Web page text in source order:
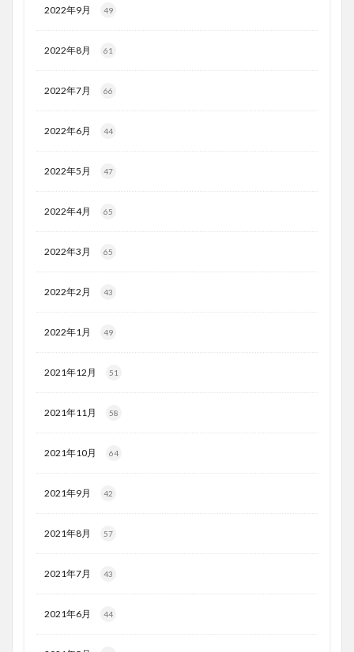
2022年9月 49
2022年8月 61
2022年7月 66
2022年6月 44
2022年5月 47
2022年4月 65
2022年3月 65
2022年2月 43
2022年1月 49
2021年12月 51
2021年11月 58
2021年10月 64
2021年9月 42
2021年8月 57
2021年7月 43
2021年6月 44